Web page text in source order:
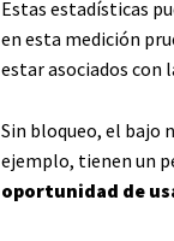
Estas estadísticas
en esta medición
estar asociados con
Sin bloqueo, el bajo
ejemplo, tienen un
oportunidad de